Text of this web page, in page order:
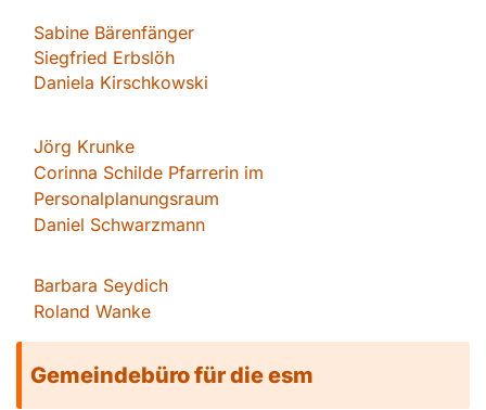
Sabine Bärenfänger
Siegfried Erbslöh
Daniela Kirschkowski
Jörg Krunke
Corinna Schilde Pfarrerin im
Personalplanungsraum
Daniel Schwarzmann
Barbara Seydich
Roland Wanke
Gemeindebüro für die esm